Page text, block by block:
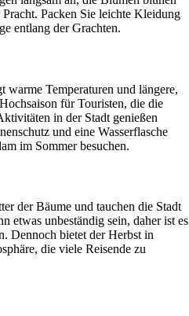
Packen Sie leichte Kleidung
entlang der Grachten.
warme Temperaturen und längere,
für Touristen, die die
in der Stadt genießen
und eine Wasserflasche
im Sommer besuchen.
der Bäume und tauchen die Stadt
etwas unbeständig sein, daher ist es
Dennoch bietet der Herbst in
die viele Reisende zu